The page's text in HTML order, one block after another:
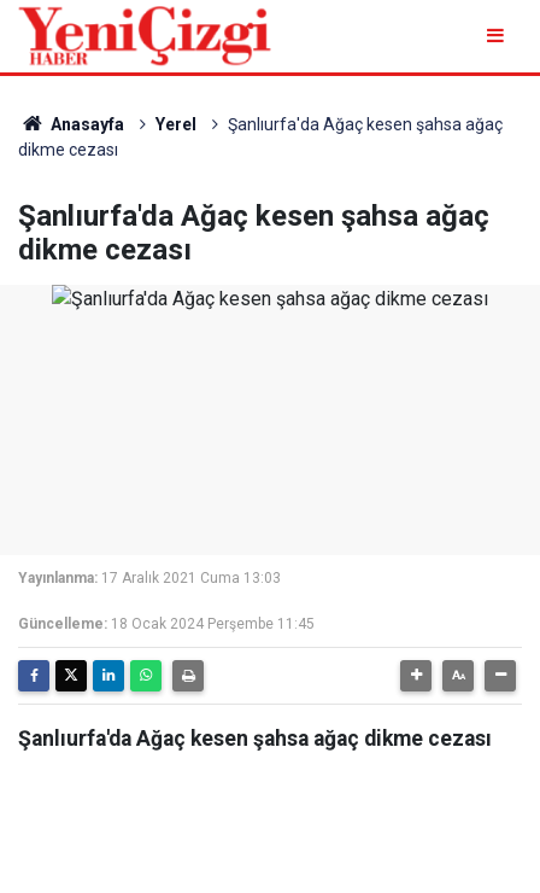
Anasayfa Yerel
Şanlıurfa'da Ağaç kesen şahsa ağaç
dikme cezası
Şanlıurfa'da Ağaç kesen şahsa ağaç
dikme cezası
Yayınlanma: 17 Aralık 2021 Cuma 13:03
Güncelleme: 18 Ocak 2024 Perşembe 11:45
Şanlıurfa'da Ağaç kesen şahsa ağaç dikme cezası